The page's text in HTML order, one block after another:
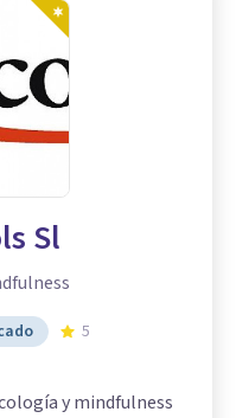
Sl
5
y mindfulness